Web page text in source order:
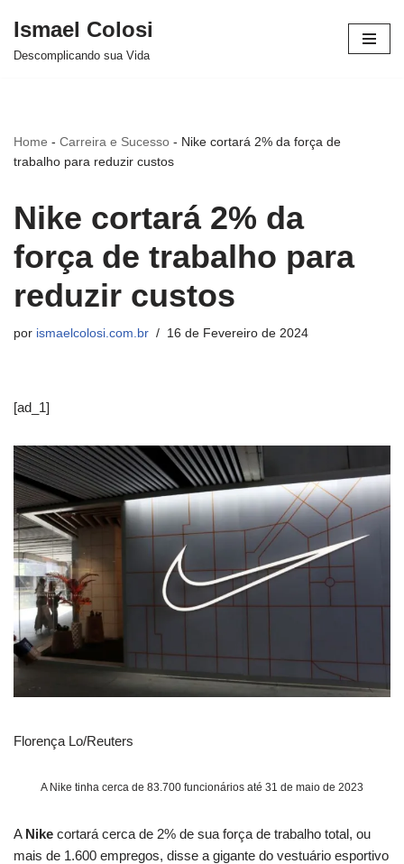
Avançar
Ismael Colosi
Descomplicando sua Vida
Home - Carreira e Sucesso - Nike cortará 2% da força de
trabalho para reduzir custos
Nike cortará 2% da
força de trabalho para
reduzir custos
por ismaelcolosi.com.br 16 de Fevereiro de 2024
[ad_1]
Florença Lo/Reuters
A Nike tinha cerca de 83.700 funcionários até 31 de maio de 2023
A Nike cortará cerca de 2% de sua força de trabalho total, ou
mais de 1.600 empregos, disse a gigante do vestuário esportivo